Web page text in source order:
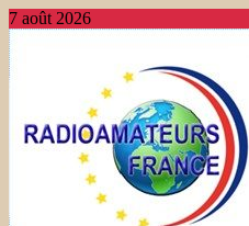
7 août 2026